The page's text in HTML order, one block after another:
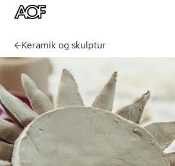
Keramik og skulptur